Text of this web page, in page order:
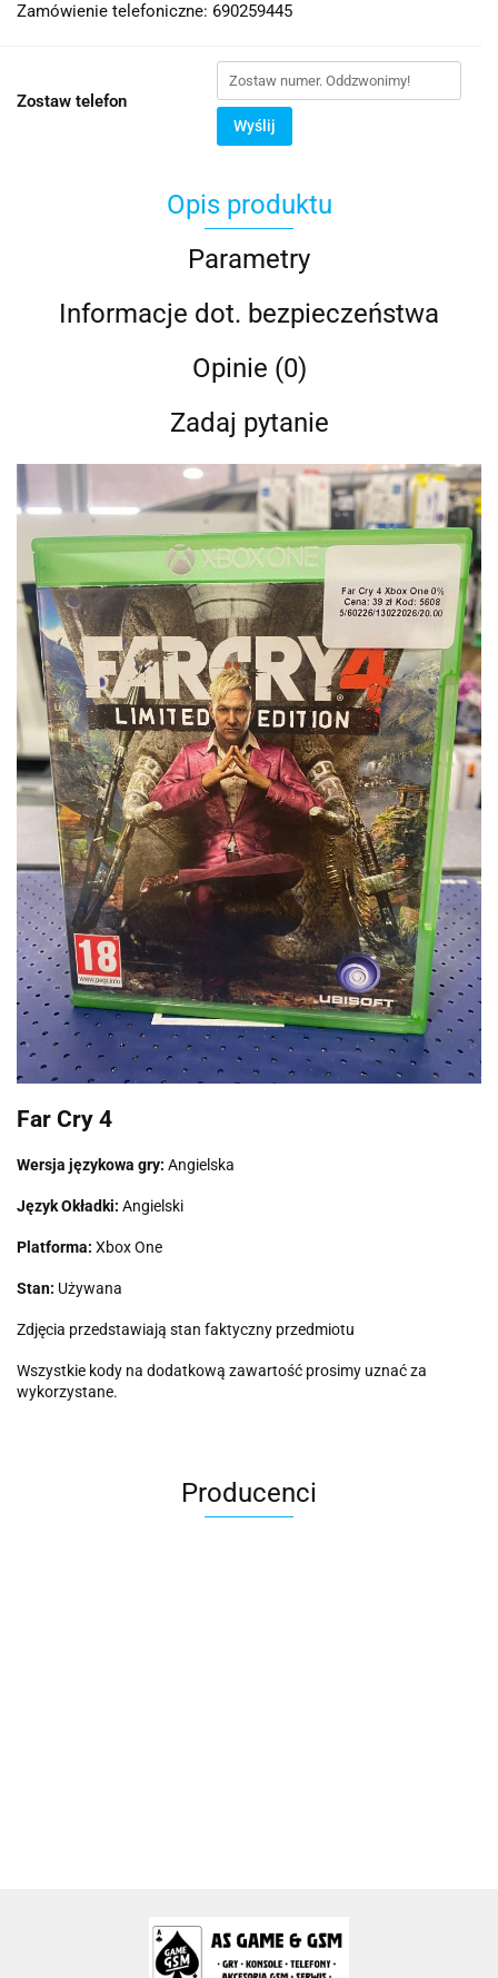
Zamówienie telefoniczne: 690259445
Zostaw telefon
Wyślij
Opis produktu
Parametry
Informacje dot. bezpieczeństwa
Opinie (0)
Zadaj pytanie
Far Cry 4
Wersja językowa gry: Angielska
Język Okładki: Angielski
Platforma: Xbox One
Stan: Używana
Zdjęcia przedstawiają stan faktyczny przedmiotu
Wszystkie kody na dodatkową zawartość prosimy uznać za
wykorzystane.
Producenci